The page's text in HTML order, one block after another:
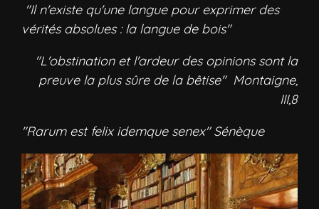
"Il n'existe qu'une langue pour exprimer des
vérités absolues : la langue de bois"
"L'obstination et l'ardeur des opinions sont la
preuve la plus sûre de la bêtise" Montaigne,
III,8
"Rarum est felix idemque senex" Sénèque